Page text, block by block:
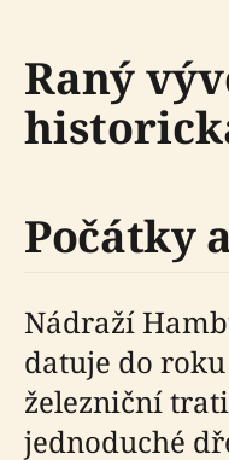
Raný
Počátky
Nádraží
datuje do
železniční
jednoduché